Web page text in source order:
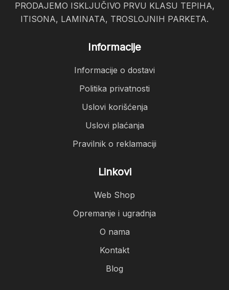
PRODAJEMO ISKLJUČIVO PRVU KLASU TEPIHA,
ITISONA, LAMINATA, TROSLOJNIH PARKETA.
Informacije
Informacije o dostavi
Politika privatnosti
Uslovi korišćenja
Uslovi plaćanja
Pravilnik o reklamaciji
Linkovi
Web Shop
Opremanje i ugradnja
O nama
Kontakt
Blog